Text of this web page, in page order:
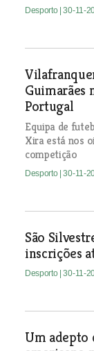
Desporto | 30-11-
Guimarães
Portugal
Equipa de
Xira está nos
competição
Desporto | 30-11-
São
inscrições
Desporto | 30-11-
Um adepto